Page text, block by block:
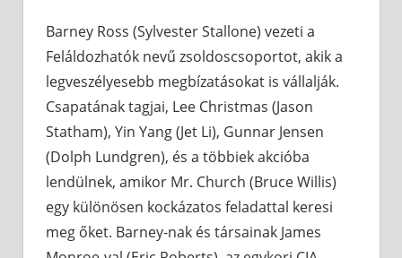
Barney Ross (Sylvester Stallone) vezeti a
Feláldozhatók nevű zsoldoscsoportot, akik a
legveszélyesebb megbízatásokat is vállalják.
Csapatának tagjai, Lee Christmas (Jason
Statham), Yin Yang (Jet Li), Gunnar Jensen
(Dolph Lundgren), és a többiek akcióba
lendülnek, amikor Mr. Church (Bruce Willis)
egy különösen kockázatos feladattal keresi
meg őket. Barney-nak és társainak James